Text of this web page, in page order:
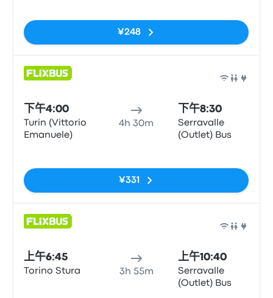
¥248
下午4:00
Turin (Vittorio
Emanuele)
4h 30m
下午8:30
Serravalle
(Outlet) Bus
¥331
上午6:45
Torino Stura 3h 55m
上午10:40
Serravalle
(Outlet) Bus